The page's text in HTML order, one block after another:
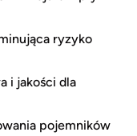
ryzyko
i jakości dla
pojemników